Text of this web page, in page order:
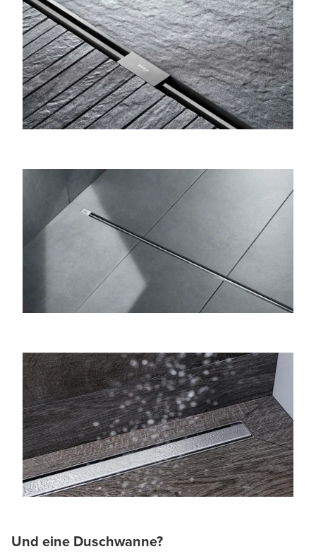
Und eine Duschwanne?